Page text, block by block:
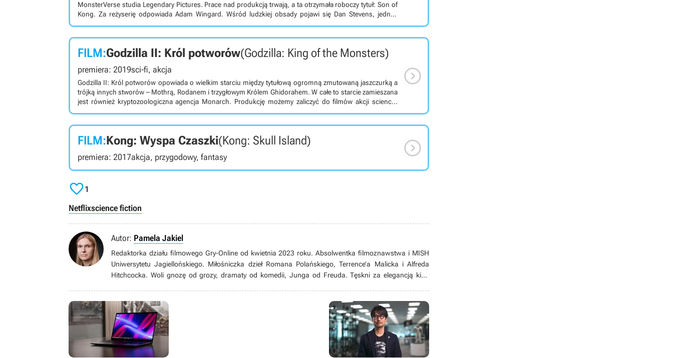
MonsterVerse studia Legendary Pictures. Prace nad produkcją trwają, a ta otrzymała roboczy tytuł: Son of
Kong. Za reżyserię odpowiada Adam Wingard. Wśród ludzkiej obsady pojawi się Dan Stevens, jednak
główny wątek będzie ponownie koncentrował się wokół gigantycznych stworów. Szczegóły dotyczące
FILM:Godzilla II: Król potworów(Godzilla: King of the Monsters)
premiera: 2019sci-fi, akcja
Godzilla II: Król potworów opowiada o wielkim starciu między tytułową ogromną zmutowaną jaszczurką a
trójką innych stworów – Mothrą, Rodanem i trzygłowym Królem Ghidorahem. W całe to starcie zamieszana
jest również kryptozoologiczna agencja Monarch. Produkcję możemy zaliczyć do filmów akcji science-
fiction. Godzilla II: Król potworów to wyreżyserowany przez Michaela Dougherty'ego (Krampus. Duch Świąt)
zmierzyć się z potężnymi: Mothrą, Rodanem oraz trzygłowym Królem Ghidorahem. Częścią tego konfliktu
są także członkowie kryptozoologicznej agencji Monarch. W filmie możemy zobaczyć chociażby Kyle'a
Chandlera (Dr Mark Russell), Verę Farmigę (Dr Emma Russell), Millie Bobby Brown (Madison Russell),
Kena Watanabe (Dr Ishiro Serizawa), Charlesa Dance'a (Jonah Alan) i Sally Hawkins (Dr Vivienne Graham).

FILM:Kong: Wyspa Czaszki(Kong: Skull Island)
premiera: 2017akcja, przygodowy, fantasy 
1
Netflixscience fiction
Autor: Pamela Jakiel
Redaktorka działu filmowego Gry-Online od kwietnia 2023 roku. Absolwentka filmoznawstwa i MISH
Uniwersytetu Jagiellońskiego. Miłośniczka dzieł Romana Polańskiego, Terrence’a Malicka i Alfreda
Hitchcocka. Woli gnozę od grozy, dramaty od komedii, Junga od Freuda. Tęskni za elegancją kina